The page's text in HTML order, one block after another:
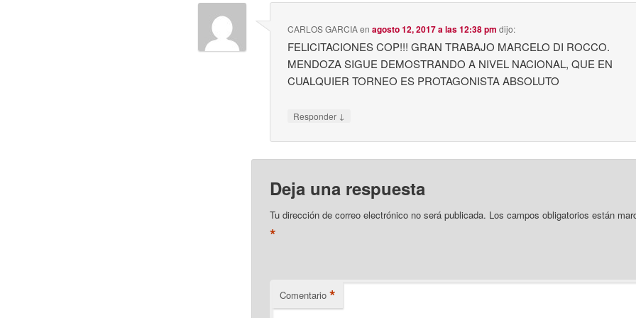
CARLOS GARCIAenagosto 12, 2017 a las 12:38 pm dijo:
FELICITACIONES COP!!! GRAN TRABAJO MARCELO DI ROCCO.
MENDOZA SIGUE DEMOSTRANDO A NIVEL NACIONAL, QUE EN
CUALQUIER TORNEO ES PROTAGONISTA ABSOLUTO
Responder ↓
Deja una respuesta
Tu dirección de correo electrónico no será publicada. Los campos obligatorios están
*
Comentario *